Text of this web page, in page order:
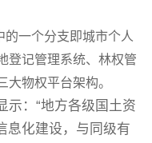
的一个分支即城市个人
登记管理系统、林权管
大物权平台架构。
示：“地方各级国土资
息化建设，与同级有